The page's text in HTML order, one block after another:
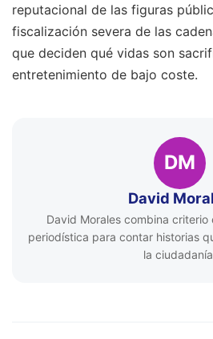
reputacional de las figuras
fiscalización severa de las
que deciden qué vidas son
entretenimiento de bajo coste.
DM
David
David Morales combina
periodística para contar historias
la